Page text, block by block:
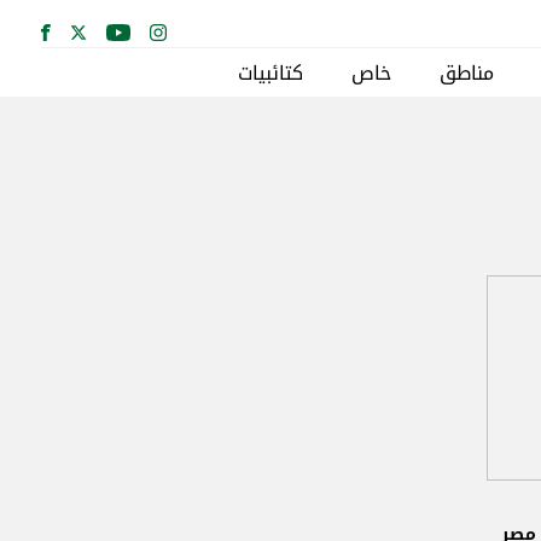
مناطق خاص كتائبيات
مصر